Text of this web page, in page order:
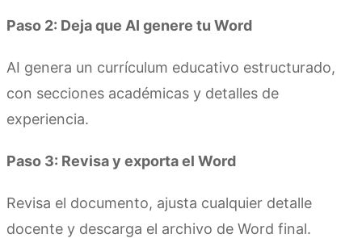
Paso 2: Deja que AI genere tu Word
AI genera un currículum educativo estructurado,
con secciones académicas y detalles de
experiencia.
Paso 3: Revisa y exporta el Word
Revisa el documento, ajusta cualquier detalle
docente y descarga el archivo de Word final.